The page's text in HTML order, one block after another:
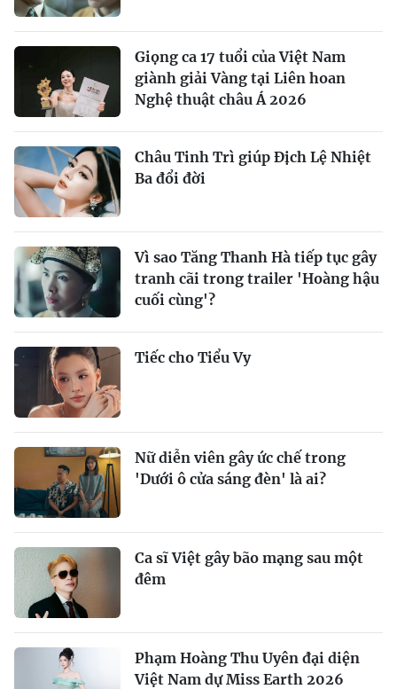
Giọng ca 17 tuổi của Việt Nam
giành giải Vàng tại Liên hoan
Nghệ thuật châu Á 2026
Châu Tinh Trì giúp Địch Lệ Nhiệt
Ba đổi đời
Vì sao Tăng Thanh Hà tiếp tục gây
tranh cãi trong trailer 'Hoàng hậu
cuối cùng'?
Tiếc cho Tiểu Vy
Nữ diễn viên gây ức chế trong
'Dưới ô cửa sáng đèn' là ai?
Ca sĩ Việt gây bão mạng sau một
đêm
Phạm Hoàng Thu Uyên đại diện
Việt Nam dự Miss Earth 2026